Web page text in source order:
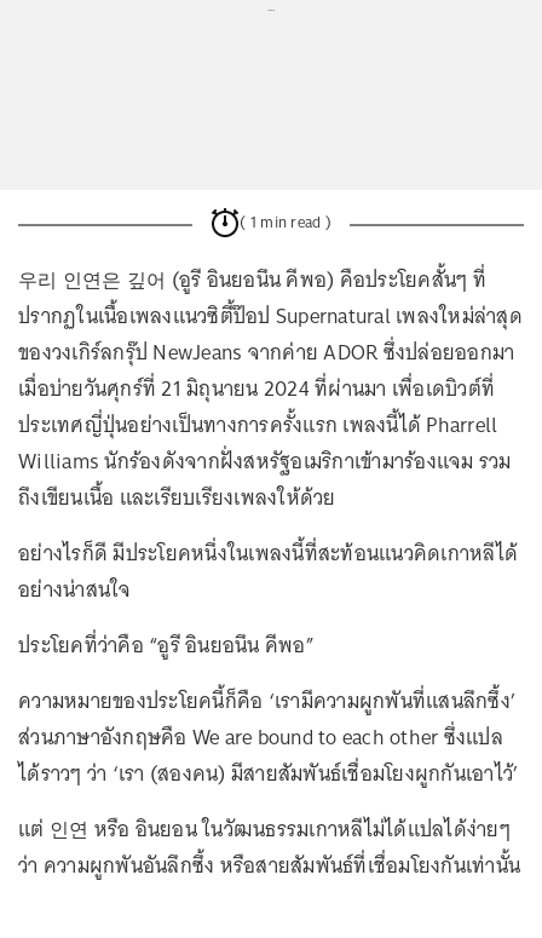
...
( 1 min read )
우리 인연은 깊어 (อูรี อินยอนึน คีพอ) คือประโยคสั้นๆ ที่
ปรากฏในเนื้อเพลงแนวซิตี้ป๊อป Supernatural เพลงใหม่ล่าสุด
ของวงเกิร์ลกรุ๊ป NewJeans จากค่าย ADOR ซึ่งปล่อยออกมา
เมื่อบ่ายวันศุกร์ที่ 21 มิถุนายน 2024 ที่ผ่านมา เพื่อเดบิวต์ที่
ประเทศญี่ปุ่นอย่างเป็นทางการครั้งแรก เพลงนี้ได้ Pharrell
Williams นักร้องดังจากฝั่งสหรัฐอเมริกาเข้ามาร้องแจม รวม
ถึงเขียนเนื้อ และเรียบเรียงเพลงให้ด้วย
อย่างไรก็ดี มีประโยคหนึ่งในเพลงนี้ที่สะท้อนแนวคิดเกาหลีได้
อย่างน่าสนใจ
ประโยคที่ว่าคือ “อูรี อินยอนึน คีพอ”
ความหมายของประโยคนี้ก็คือ ‘เรามีความผูกพันที่แสนลึกซึ้ง’
ส่วนภาษาอังกฤษคือ We are bound to each other ซึ่งแปล
ได้ราวๆ ว่า ‘เรา (สองคน) มีสายสัมพันธ์เชื่อมโยงผูกกันเอาไว้’
แต่ 인연 หรือ อินยอน ในวัฒนธรรมเกาหลีไม่ได้แปลได้ง่ายๆ
ว่า ความผูกพันอันลึกซึ้ง หรือสายสัมพันธ์ที่เชื่อมโยงกันเท่านั้น